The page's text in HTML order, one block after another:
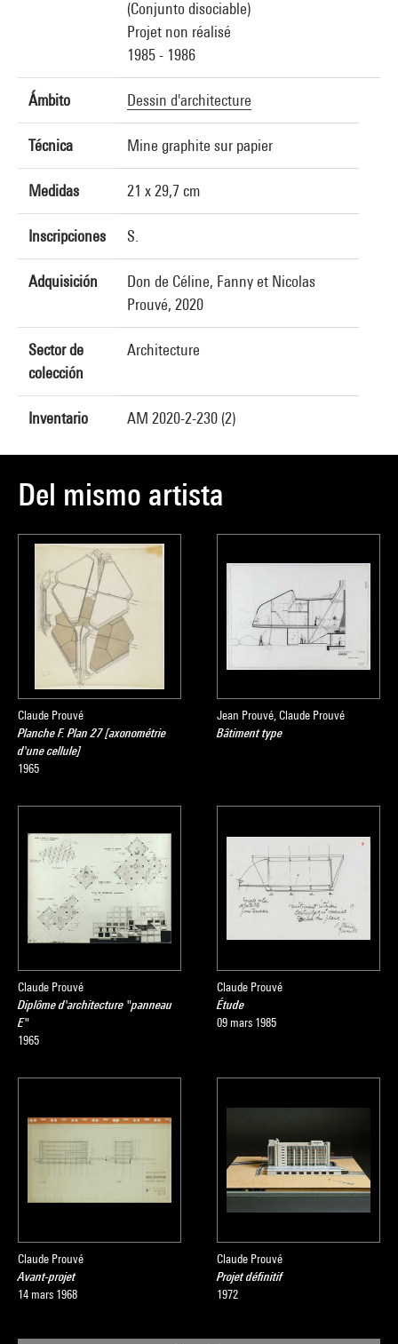
(Conjunto disociable)
Projet non réalisé
1985 - 1986
Ámbito Dessin d'architecture
Técnica Mine graphite sur papier
Medidas 21 x 29,7 cm
Inscripciones S.
Adquisición
Don de Céline, Fanny et Nicolas
Prouvé, 2020
Sector de
colección
Architecture
Inventario AM 2020-2-230 (2)
Del mismo artista
Claude Prouvé
Planche F. Plan 27 [axonométrie
d'une cellule]
1965
Jean Prouvé, Claude Prouvé
Bâtiment type
Claude Prouvé
Diplôme d'architecture "panneau
E"
1965
Claude Prouvé
Étude
09 mars 1985
Claude Prouvé
Avant-projet
14 mars 1968
Claude Prouvé
Projet définitif
1972